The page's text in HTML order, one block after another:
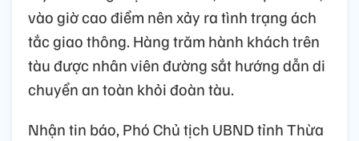
vào giờ cao điểm nên xảy ra tình trạng ách
tắc giao thông. Hàng trăm hành khách trên
tàu được nhân viên đường sắt hướng dẫn di
chuyển an toàn khỏi đoàn tàu.
Nhận tin báo, Phó Chủ tịch UBND tỉnh Thừa